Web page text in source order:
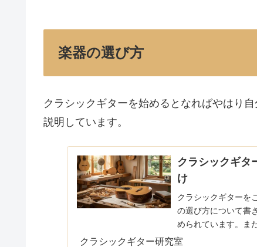
楽器の選び方
クラシックギターを始めるとなればやはり
説明しています。
クラシックギタ
け
クラシックギターを
の選び方について書
められています。ま
てまずは気になるク
クラシックギター研究室